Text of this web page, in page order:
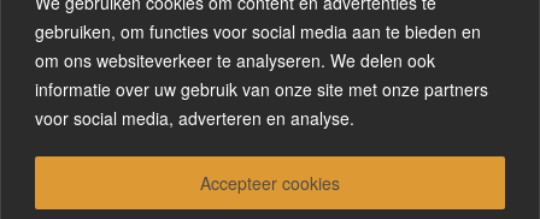
gebruiken, om functies voor social media aan te bieden en
om ons websiteverkeer te analyseren. We delen ook
informatie over uw gebruik van onze site met onze partners
voor social media, adverteren en analyse.
Accepteer cookies
leerjaar w.o.wereldoriëntatiewerkblad
werkbladen werowiskundewo zelfevaluatie
zelfreflectie zesde leerjaar
Proudly powered by WordPress|Theme:LineDay.